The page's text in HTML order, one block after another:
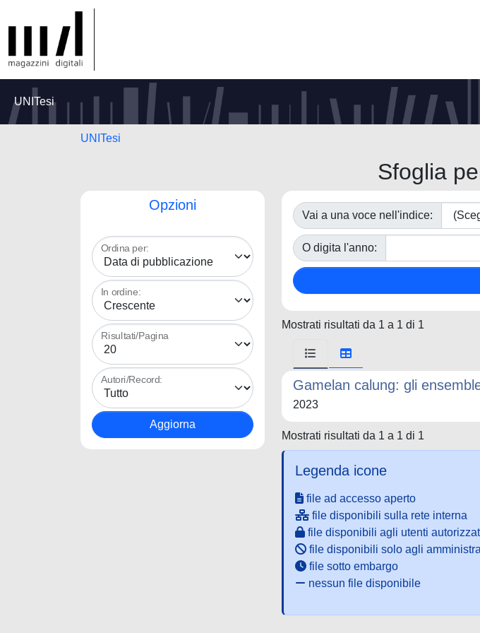
UNITesi
UNITesi
Sfoglia
Opzioni
Ordina per:
In ordine:
Risultati/Pagina
Autori/Record:
Vai a una voce nell'indice:
O digita l'anno:
Mostrati risultati da 1 a 1 di 1
Gamelan calung: gli
2023
Mostrati risultati da 1 a 1 di 1
Legenda icone
file ad accesso aperto
file disponibili sulla rete interna
file disponibili agli utenti
file disponibili solo agli
file sotto embargo
nessun file disponibile